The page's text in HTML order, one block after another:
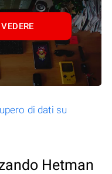
di dati su
Hetman